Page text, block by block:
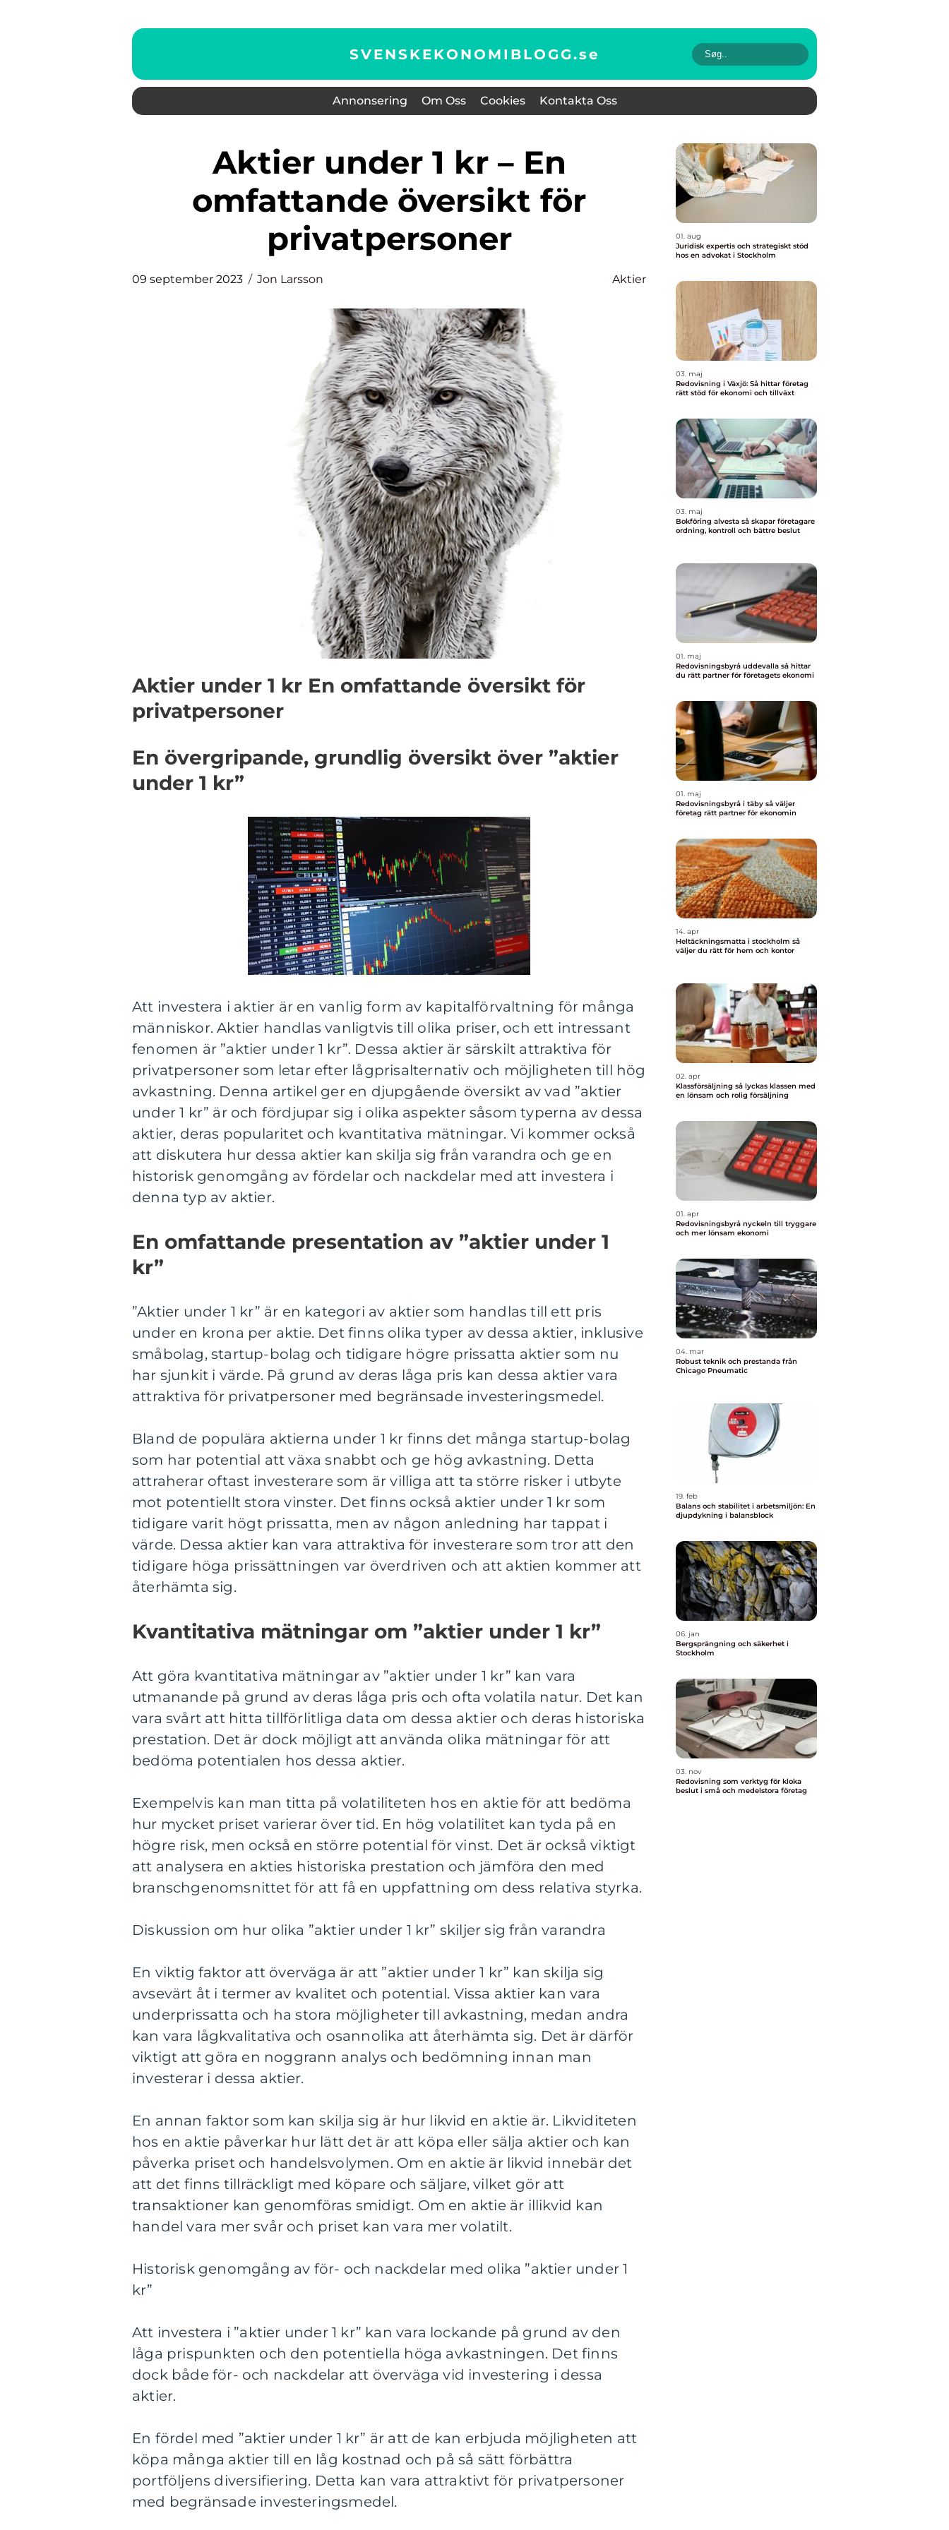
SVENSKEKONOMIBLOGG.se
Annonsering Om Oss Cookies Kontakta Oss
Aktier under 1 kr – En
omfattande översikt för
privatpersoner
09 september 2023 Jon Larsson Aktier
Aktier under 1 kr En omfattande översikt för
privatpersoner
En övergripande, grundlig översikt över ”aktier
under 1 kr”
Att investera i aktier är en vanlig form av kapitalförvaltning för många
människor. Aktier handlas vanligtvis till olika priser, och ett intressant
fenomen är ”aktier under 1 kr”. Dessa aktier är särskilt attraktiva för
privatpersoner som letar efter lågprisalternativ och möjligheten till hög
avkastning. Denna artikel ger en djupgående översikt av vad ”aktier
under 1 kr” är och fördjupar sig i olika aspekter såsom typerna av dessa
aktier, deras popularitet och kvantitativa mätningar. Vi kommer också
att diskutera hur dessa aktier kan skilja sig från varandra och ge en
historisk genomgång av fördelar och nackdelar med att investera i
denna typ av aktier.
En omfattande presentation av ”aktier under 1
kr”
”Aktier under 1 kr” är en kategori av aktier som handlas till ett pris
under en krona per aktie. Det finns olika typer av dessa aktier, inklusive
småbolag, startup-bolag och tidigare högre prissatta aktier som nu
har sjunkit i värde. På grund av deras låga pris kan dessa aktier vara
attraktiva för privatpersoner med begränsade investeringsmedel.
Bland de populära aktierna under 1 kr finns det många startup-bolag
som har potential att växa snabbt och ge hög avkastning. Detta
attraherar oftast investerare som är villiga att ta större risker i utbyte
mot potentiellt stora vinster. Det finns också aktier under 1 kr som
tidigare varit högt prissatta, men av någon anledning har tappat i
värde. Dessa aktier kan vara attraktiva för investerare som tror att den
tidigare höga prissättningen var överdriven och att aktien kommer att
återhämta sig.
Kvantitativa mätningar om ”aktier under 1 kr”
Att göra kvantitativa mätningar av ”aktier under 1 kr” kan vara
utmanande på grund av deras låga pris och ofta volatila natur. Det kan
vara svårt att hitta tillförlitliga data om dessa aktier och deras historiska
prestation. Det är dock möjligt att använda olika mätningar för att
bedöma potentialen hos dessa aktier.
Exempelvis kan man titta på volatiliteten hos en aktie för att bedöma
hur mycket priset varierar över tid. En hög volatilitet kan tyda på en
högre risk, men också en större potential för vinst. Det är också viktigt
att analysera en akties historiska prestation och jämföra den med
branschgenomsnittet för att få en uppfattning om dess relativa styrka.
Diskussion om hur olika ”aktier under 1 kr” skiljer sig från varandra
En viktig faktor att överväga är att ”aktier under 1 kr” kan skilja sig
avsevärt åt i termer av kvalitet och potential. Vissa aktier kan vara
underprissatta och ha stora möjligheter till avkastning, medan andra
kan vara lågkvalitativa och osannolika att återhämta sig. Det är därför
viktigt att göra en noggrann analys och bedömning innan man
investerar i dessa aktier.
En annan faktor som kan skilja sig är hur likvid en aktie är. Likviditeten
hos en aktie påverkar hur lätt det är att köpa eller sälja aktier och kan
påverka priset och handelsvolymen. Om en aktie är likvid innebär det
att det finns tillräckligt med köpare och säljare, vilket gör att
transaktioner kan genomföras smidigt. Om en aktie är illikvid kan
handel vara mer svår och priset kan vara mer volatilt.
Historisk genomgång av för- och nackdelar med olika ”aktier under 1
kr”
Att investera i ”aktier under 1 kr” kan vara lockande på grund av den
låga prispunkten och den potentiella höga avkastningen. Det finns
dock både för- och nackdelar att överväga vid investering i dessa
aktier.
En fördel med ”aktier under 1 kr” är att de kan erbjuda möjligheten att
köpa många aktier till en låg kostnad och på så sätt förbättra
portföljens diversifiering. Detta kan vara attraktivt för privatpersoner
med begränsade investeringsmedel.
01. aug
Juridisk expertis och strategiskt stöd
hos en advokat i Stockholm
03. maj
Redovisning i Växjö: Så hittar företag
rätt stöd för ekonomi och tillväxt
03. maj
Bokföring alvesta så skapar företagare
ordning, kontroll och bättre beslut
01. maj
Redovisningsbyrå uddevalla så hittar
du rätt partner för företagets ekonomi
01. maj
Redovisningsbyrå i täby så väljer
företag rätt partner för ekonomin
14. apr
Heltäckningsmatta i stockholm så
väljer du rätt för hem och kontor
02. apr
Klassförsäljning så lyckas klassen med
en lönsam och rolig försäljning
01. apr
Redovisningsbyrå nyckeln till tryggare
och mer lönsam ekonomi
04. mar
Robust teknik och prestanda från
Chicago Pneumatic
19. feb
Balans och stabilitet i arbetsmiljön: En
djupdykning i balansblock
06. jan
Bergsprängning och säkerhet i
Stockholm
03. nov
Redovisning som verktyg för kloka
beslut i små och medelstora företag